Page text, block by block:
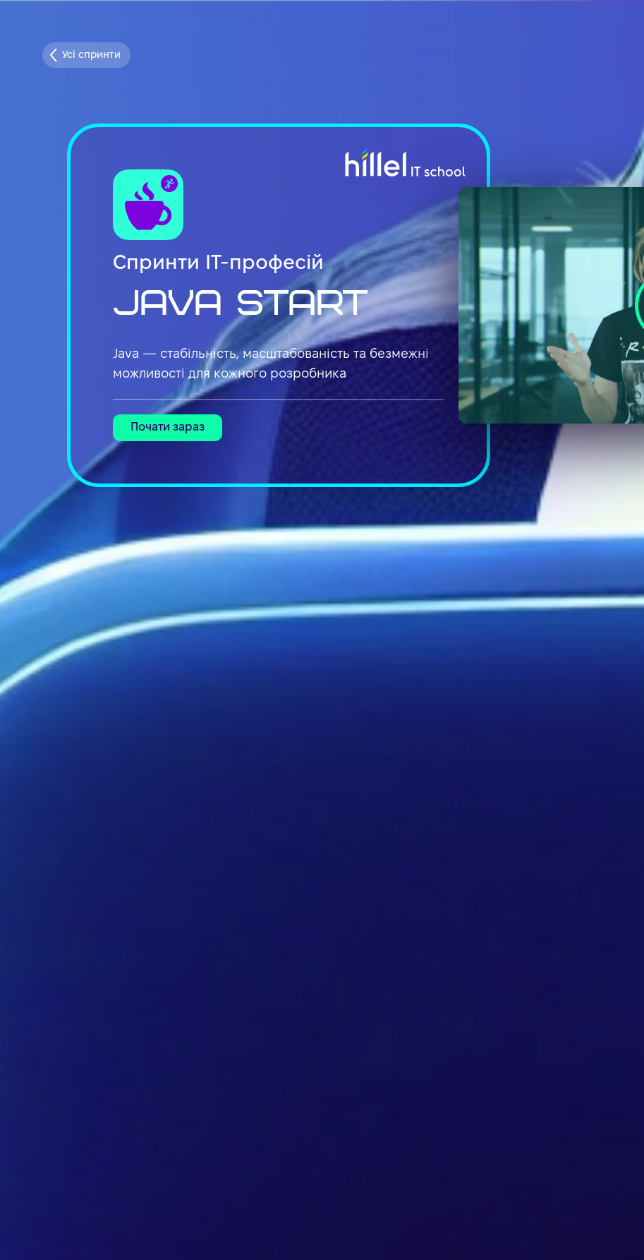
Усі спринти
Спринти IT-професій
Java Start
Java — стабільність, масштабованість та безмежні
можливості для кожного розробника
Почати зараз